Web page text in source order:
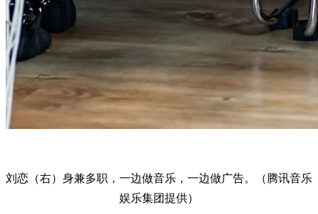
刘恋（右）身兼多职，一边做音乐，一边做广告。（腾讯音乐
娱乐集团提供）